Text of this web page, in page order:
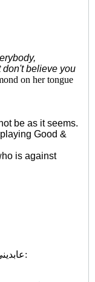
don't believe you
on her tongue
be as it seems.
Good &
is against
عابدینی در گفتگوی مشروح با مهر: